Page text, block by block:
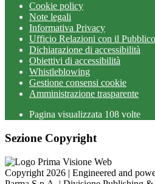
Cookie policy
Note legali
Informativa Privacy
Ufficio Relazioni con il Pubblico
Dichiarazione di accessibilità
Obiettivi di accessibilità
Whistleblowing
Gestione consensi cookie
Amministrazione trasparente
Pagina visualizzata 108 volte
Sezione Copyright
Copyright 2026 | Engineered and